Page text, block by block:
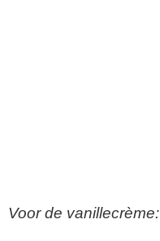
Voor de vanillecrème: